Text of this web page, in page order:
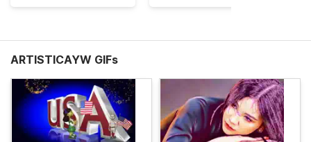
ARTISTICAYW GIFs